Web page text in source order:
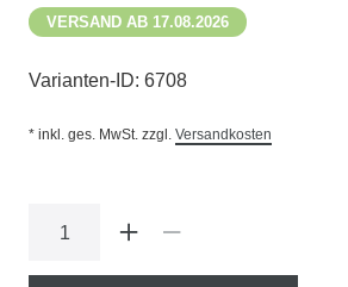
VERSAND AB 17.08.2026
Varianten-ID: 6708
* inkl. ges. MwSt. zzgl. Versandkosten